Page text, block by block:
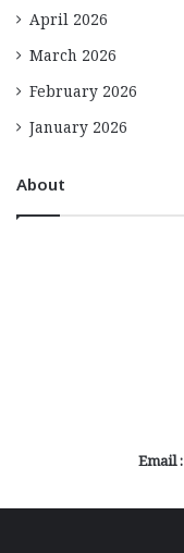
April 2026
March 2026
February 2026
January 2026
About
Email :